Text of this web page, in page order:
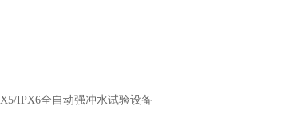
IPX6全自动强冲水试验设备